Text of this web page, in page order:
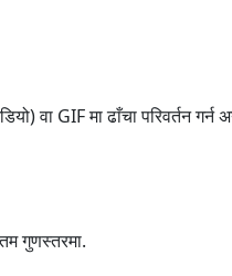
वा GIF मा ढाँचा परिवर्तन गर्न
गुणस्तरमा.